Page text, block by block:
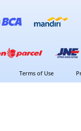
Terms of Use